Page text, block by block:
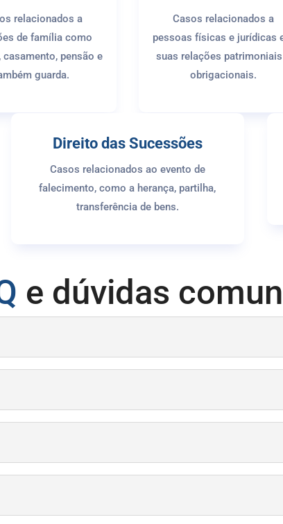
relacionados a
de família como
pensão e
guarda.
Casos relacionados a
pessoas físicas e jurídicas
suas relações
obrigacionais.
Direito das Sucessões
Casos relacionados ao evento de
falecimento, como a herança, partilha,
transferência de bens.
e dúvidas